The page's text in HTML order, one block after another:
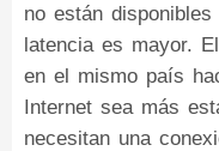
no están
latencia es mayor.
en el mismo país
Internet sea más
necesitan una